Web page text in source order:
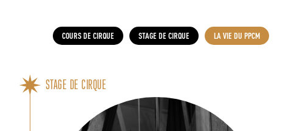
COURS DE CIRQUE STAGE DE CIRQUE LA VIE DU PPCM
STAGE DE CIRQUE